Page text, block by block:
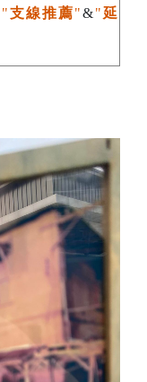
"支線推薦"&"延